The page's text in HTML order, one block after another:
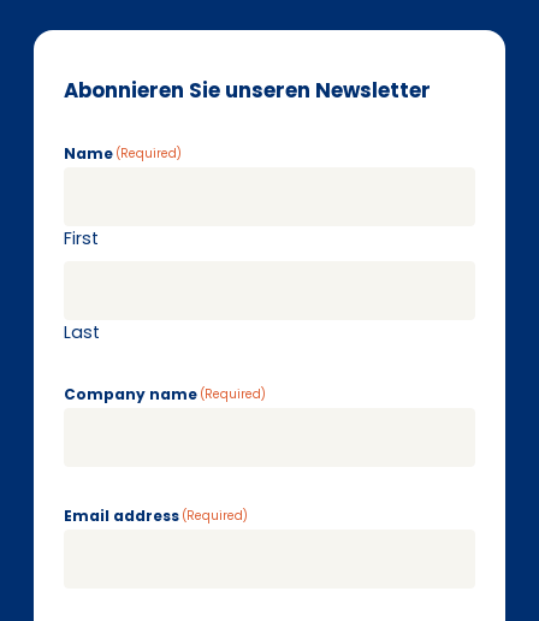
Abonnieren Sie unseren Newsletter
Name (Required)
First
Last
Company name (Required)
Email address (Required)